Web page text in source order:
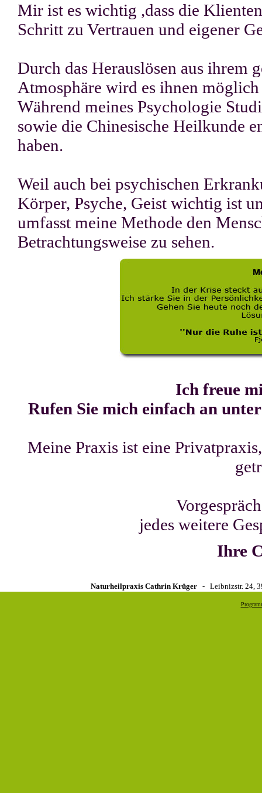
Mir ist es wichtig ,dass die
Schritt zu Vertrauen und eigener
Durch das Herauslösen aus ihrem
Atmosphäre wird es ihnen
Während meines Psychologie
sowie die Chinesische Heilkunde
haben.
Weil auch bei psychischen
Körper, Psyche, Geist wichtig ist
umfasst meine Methode den
Betrachtungsweise zu sehen.
Ich freue
Rufen Sie mich einfach an
Meine Praxis ist eine
jedes weitere
Ihre
Naturheilpraxis Cathrin Krüger - Leibnizstr. 24,